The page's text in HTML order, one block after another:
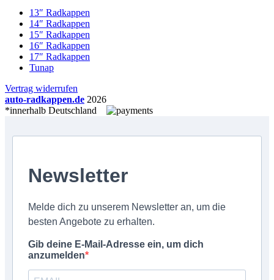
13″ Radkappen
14″ Radkappen
15″ Radkappen
16″ Radkappen
17″ Radkappen
Tunap
Vertrag widerrufen
auto-radkappen.de 2026
*innerhalb Deutschland
Newsletter
Melde dich zu unserem Newsletter an, um die
besten Angebote zu erhalten.
Gib deine E-Mail-Adresse ein, um dich
anzumelden